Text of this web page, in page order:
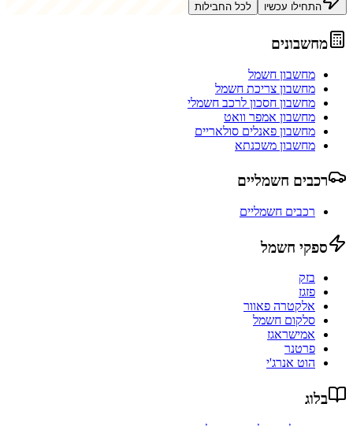
התחילו עכשיו לכל החבילות
מחשבונים
מחשבון חשמל
מחשבון צריכת חשמל
מחשבון חסכון לרכב חשמלי
מחשבון אמפר וואט
מחשבון פאנלים סולאריים
מחשבון משכנתא
רכבים חשמליים
רכבים חשמליים
ספקי חשמל
בזק
פזגז
אלקטרה פאוור
סלקום חשמל
אמישראגז
פרטנר
הוט אנרג'י
בלוג